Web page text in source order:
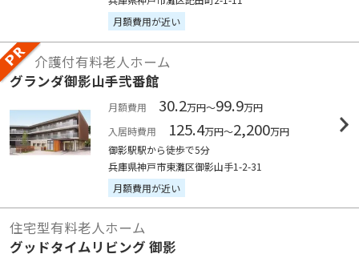
月額費用が近い
介護付有料老人ホーム
グランダ御影山手弐番館
月額費用 30.2万円～99.9万円
入居時費用
125.4万円～2,200万円
御影駅駅から徒歩で5分
兵庫県神戸市東灘区御影山手1-2-31
月額費用が近い
住宅型有料老人ホーム
グッドタイムリビング 御影